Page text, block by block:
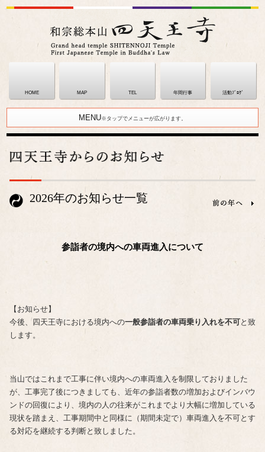
HOME MAP TEL 年間行事 活動ﾌﾞﾛｸﾞ
MENU※タップでメニューが広がります。
2026年のお知らせ一覧
参詣者の境内への車両進入について
【お知らせ】
今後、四天王寺における境内への一般参詣者の車両乗り入れを不可と致
します。
当山ではこれまで工事に伴い境内への車両進入を制限しておりました
が、工事完了後につきましても、近年の参詣者数の増加およびインバウ
ンドの回復により、境内の人の往来がこれまでより大幅に増加している
現状を踏まえ、工事期間中と同様に（期間未定で）車両進入を不可とす
る対応を継続する判断と致しました。